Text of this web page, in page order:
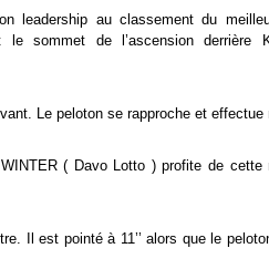
leadership au classement du
sommet de l’ascension derrière
Le peloton se rapproche et
( Davo Lotto ) profite de cette
Il est pointé à 11’’ alors que le